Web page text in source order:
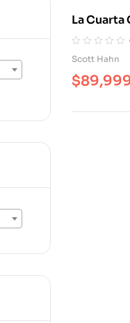
La Cuarta
Secretos
Cena Y
Scott Hahn
$